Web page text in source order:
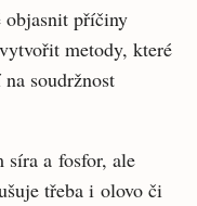
objasnit příčiny
metody, které
soudržnost
síra a fosfor, ale
třeba i olovo či